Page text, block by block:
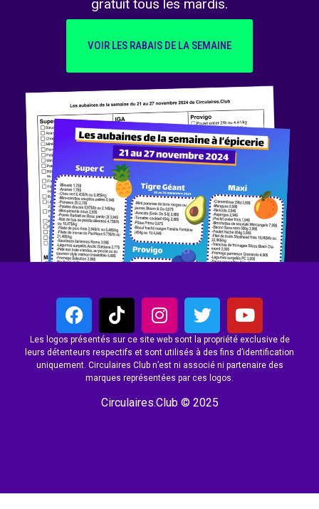
gratuit tous les mardis.
VOIR LES RABAIS DE LA SEMAINE
Les logos présentés sur ce site web sont la propriété exclusive de
leurs détenteurs respectifs et sont utilisés à des fins d’identification
uniquement. Circulaires Club n’est ni associé ni partenaire des
marques représentées par ces logos.
Circulaires.Club © 2025